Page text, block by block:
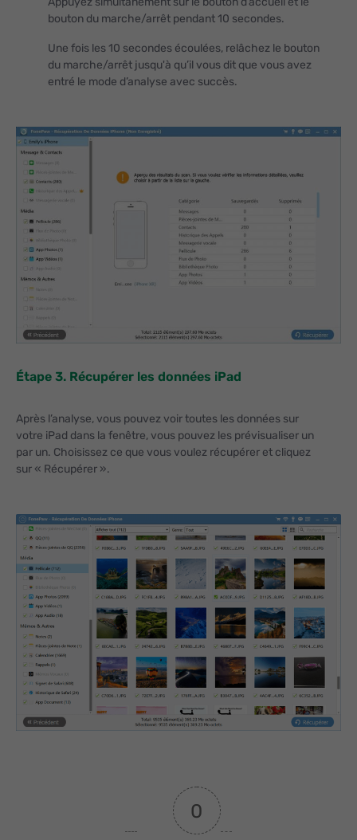
bouton du marche/arrêt pendant 10 secondes.
Une fois les 10 secondes écoulées, relâchez le bouton
du marche/arrêt jusqu'à qu’il vous dit que vous avez
entré le mode d’analyse avec succès.
Étape 3. Récupérer les données iPad
Après l’analyse, vous pouvez voir toutes les données sur
votre iPad dans la fenêtre, vous pouvez les prévisualiser un
par un. Choisissez ce que vous voulez récupérer et cliquez
sur « Récupérer ».
0